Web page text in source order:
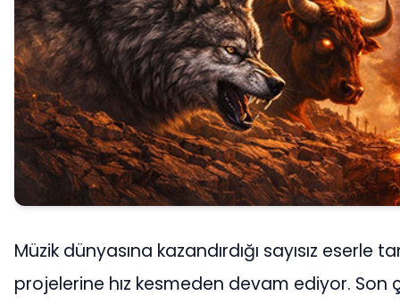
Müzik dünyasına kazandırdığı sayısız
projelerine hız kesmeden devam ediyor. Son